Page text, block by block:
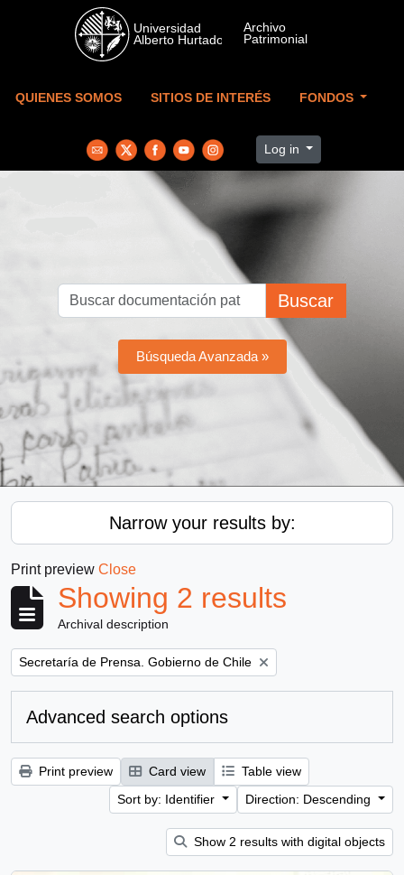
Skip to main content
QUIENES SOMOS SITIOS DE INTERÉS FONDOS
Log in
Buscar
Búsqueda Avanzada »
Narrow your results by:
Print preview Close
Showing 2 results
Archival description
Remove filter:
Secretaría de Prensa. Gobierno de Chile
Advanced search options
Print preview Card view
Table view
Sort by: Identifier
Direction: Descending
Show 2 results with digital objects